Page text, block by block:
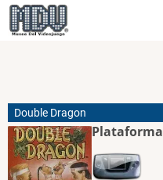
Pasar
al
Double Dragon
Plataforma